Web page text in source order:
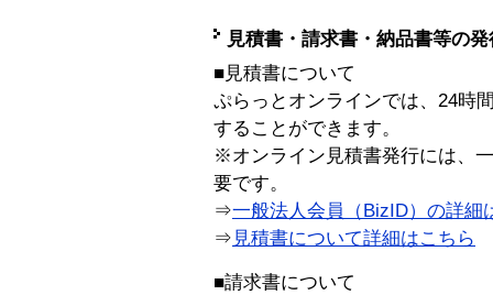
見積書・請求書・納品書等の
■見積書について
ぷらっとオンラインでは、24時
することができます。
※オンライン見積書発行には、
要です。
⇒一般法人会員（BizID）の詳細
⇒ 見積書について詳細はこちら
■請求書について